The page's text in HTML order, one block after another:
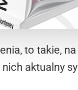
to takie,
aktualny